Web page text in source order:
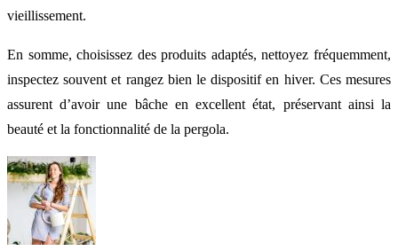
vieillissement.
En somme, choisissez des produits adaptés, nettoyez fréquemment,
inspectez souvent et rangez bien le dispositif en hiver. Ces mesures
assurent d’avoir une bâche en excellent état, préservant ainsi la
beauté et la fonctionnalité de la pergola.